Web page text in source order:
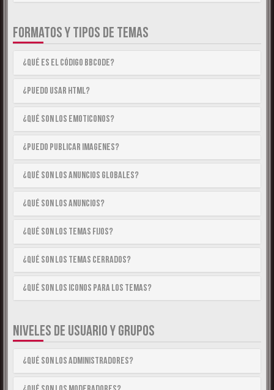
FORMATOS Y TIPOS DE TEMAS
¿Qué es el código BBCode?
¿Puedo usar HTML?
¿Qué son los emoticonos?
¿Puedo publicar imagenes?
¿Qué son los anuncios globales?
¿Qué son los anuncios?
¿Qué son los temas fijos?
¿Qué son los temas cerrados?
¿Qué son los iconos para los temas?
NIVELES DE USUARIO Y GRUPOS
¿Qué son los Administradores?